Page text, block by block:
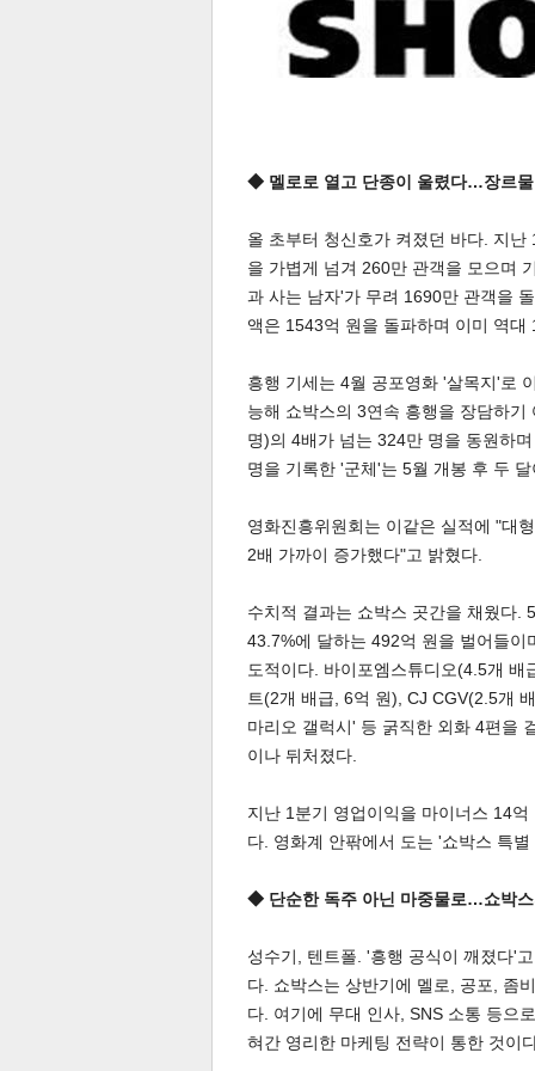
◆ 멜로로 열고 단종이 울렸다…장르
올 초부터 청신호가 켜졌던 바다. 지
을 가볍게 넘겨 260만 관객을 모으며
과 사는 남자'가 무려 1690만 관객을
액은 1543억 원을 돌파하며 이미 역대
흥행 기세는 4월 공포영화 '살목지'로
능해 쇼박스의 3연속 흥행을 장담하
명)의 4배가 넘는 324만 명을 동원하
명을 기록한 '군체'는 5월 개봉 후 두
영화진흥위원회는 이같은 실적에 "대
2배 가까이 증가했다"고 밝혔다.
수치적 결과는 쇼박스 곳간을 채웠다.
43.7%에 달하는 492억 원을 벌어들
도적이다. 바이포엠스튜디오(4.5개
트(2개 배급, 6억 원), CJ CGV(2.5개
마리오 갤럭시' 등 굵직한 외화 4편을
이나 뒤처졌다.
지난 1분기 영업이익을 마이너스 14
다. 영화계 안팎에서 도는 '쇼박스 특
◆ 단순한 독주 아닌 마중물로…쇼박
성수기, 텐트폴. '흥행 공식이 깨졌다'
다. 쇼박스는 상반기에 멜로, 공포, 좀
다. 여기에 무대 인사, SNS 소통 등으
혀간 영리한 마케팅 전략이 통한 것이